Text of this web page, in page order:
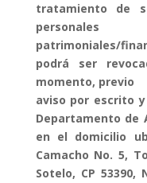
tratamiento de
patrimoniales/
podrá ser
momento, previo
aviso por escrito
Departamento de
en el domicilio
Camacho No. 5,
Sotelo, CP 53390,